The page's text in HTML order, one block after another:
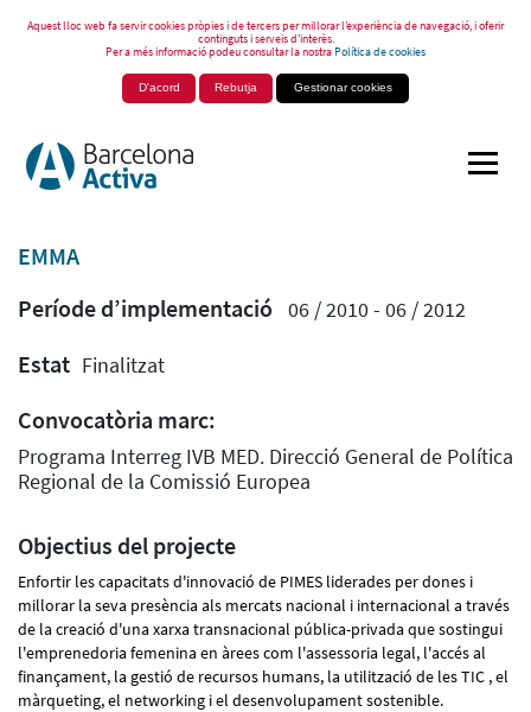
Aquest lloc web fa servir cookies pròpies i de tercers per millorar l’experiència de navegació, i oferir
continguts i serveis d’interès.
Per a més informació podeu consultar la nostraPolítica de cookies
D'acord Rebutja Gestionar cookies
EMMA
Període d’implementació 06 / 2010 - 06 / 2012
Estat Finalitzat
Convocatòria marc:
Programa Interreg IVB MED. Direcció General de Política
Regional de la Comissió Europea
Objectius del projecte
Enfortir les capacitats d'innovació de PIMES liderades per dones i
millorar la seva presència als mercats nacional i internacional a través
de la creació d'una xarxa transnacional pública-privada que sostingui
l'emprenedoria femenina en àrees com l'assessoria legal, l'accés al
finançament, la gestió de recursos humans, la utilització de les TIC , el
màrqueting, el networking i el desenvolupament sostenible.